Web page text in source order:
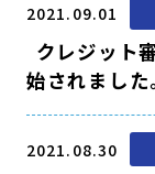
2021.09.01
クレジット
始されました
2021.08.30